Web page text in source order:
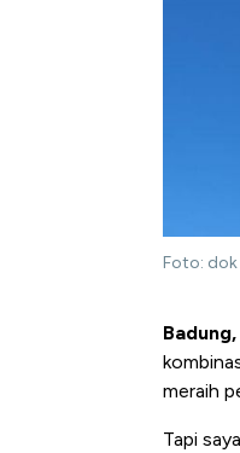
Foto: dok
meraih
Tapi